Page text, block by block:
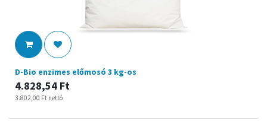
D-Bio enzimes előmosó 3 kg-os
4.828,54 Ft
3.802,00 Ft nettó